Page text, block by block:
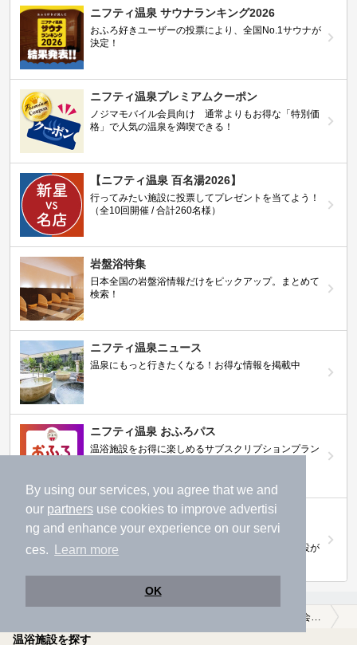
By using our services, you agree that we and
our partners use cookies to improve advertisi
ng and enhance your experience on our servi
ces.
Learn more
OK
ニフティ温泉 サウナランキング2026
おふろ好きユーザーの投票により、全国No.1サウナが
決定！
ニフティ温泉プレミアムクーポン
ノジマモバイル会員向け 通常よりもお得な「特別価
格」で人気の温泉を満喫できる！
【ニフティ温泉 百名湯2026】
行ってみたい施設に投票してプレゼントを当てよう！
（全10回開催 / 合計260名様）
岩盤浴特集
日本全国の岩盤浴情報だけをピックアップ。まとめて
検索！
ニフティ温泉ニュース
温泉にもっと行きたくなる！お得な情報を掲載中
ニフティ温泉 おふろパス
温浴施設をお得に楽しめるサブスクリプションプラン
【ニフティライフスタイル株主優待のご案
内】
株主優待制度で人気の温浴施設に行こう！対象施設が
女子旅・女子会におすすめの佐波郡玉村町の温泉、日帰り温泉、スーパー銭湯おすすめ
温浴施設を探す